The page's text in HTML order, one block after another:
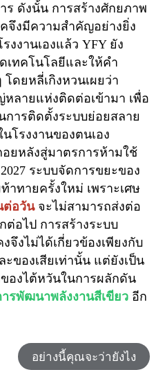
ดังนั้น การสร้างศักยภาพ
จึงมีความสำคัญอย่างยิ่ง
งงานเองแล้วYFY ยัง
เทคโนโลยีและให้คำ
ดยหลี่เกิงหวนเผยว่า
ลายแห่งติดต่อเข้ามา เพื่อ
การติดตั้งระบบย่อยสลาย
โรงงานของตนเอง
ยหลังสู่มาตรการห้ามใช้
2027 ระบบจัดการขยะของ
าทายครั้งใหม่ เพราะเศษ
ต่อวันจะไม่สามารถส่งต่อ
ต่อไป การสร้างระบบ
จึงไม่ได้เกี่ยวข้องเพียงกับ
ของเสียเท่านั้น แต่ยังเป็น
องไต้หวันในการผลักดัน
รพัฒนาพลังงานสีเขียว อีก
อย่างนี้คุณจะว่ายังไง